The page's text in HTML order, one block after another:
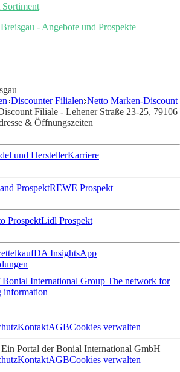
- Angebote und Prospekte
Discounter Filialen Netto Marken-Discount
Filiale - Lehener Straße 23-25, 79106
& Öffnungszeiten
und HerstellerKarriere
ProspektREWE Prospekt
ProspektLidl Prospekt
kaufDA InsightsApp
International Group The network for
information
KontaktAGBCookies verwalten
Portal der Bonial International GmbH
KontaktAGBCookies verwalten